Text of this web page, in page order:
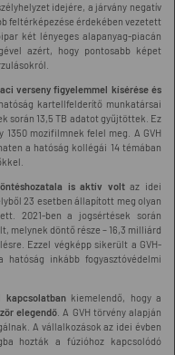
idejére, a járvány negatív
feltérképezése érdekében vezetett
két lényeges alapanyag-piacán
azért, hogy pontosabb képet
verseny figyelemmel kísérése és
kartellfelderítő munkatársai
során 13,5 TB adatot gyűjtöttek. Ez
mozifilmnek felel meg. A GVH
a hatóság kollégái 14 témában
is aktív voltaz idei
23 esetben állapított meg olyan
2021-ben a jogsértések során
melynek döntő része – 16,3 milliárd
Ezzel végképp sikerült a GVH-
inkább fogyasztóvédelmi
kapcsolatbankiemelendő, hogy a
elegendő . A GVH törvény alapján
A vállalkozások az idei évben
hozták a fúzióhoz kapcsolódó